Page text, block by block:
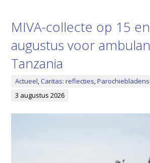
MIVA-collecte op 15
augustus voor
Tanzania
Actueel,Caritas: reflecties,
3 augustus 2026